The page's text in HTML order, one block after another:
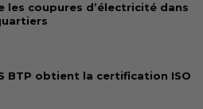
les coupures d’électricité dans
BTP obtient la certification ISO